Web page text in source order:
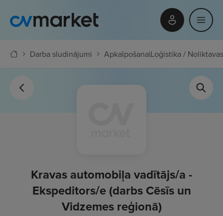
Darba sludinājumi Apkalpošana|Loģistika /
Kravas automobiļa vadītājs/a -
Ekspeditors/e (darbs Cēsīs un
Vidzemes reģionā)